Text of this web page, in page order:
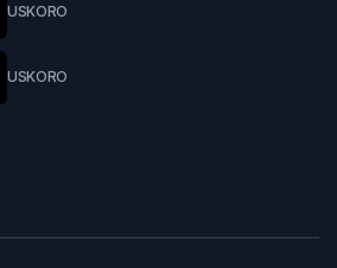
USKORO
USKORO